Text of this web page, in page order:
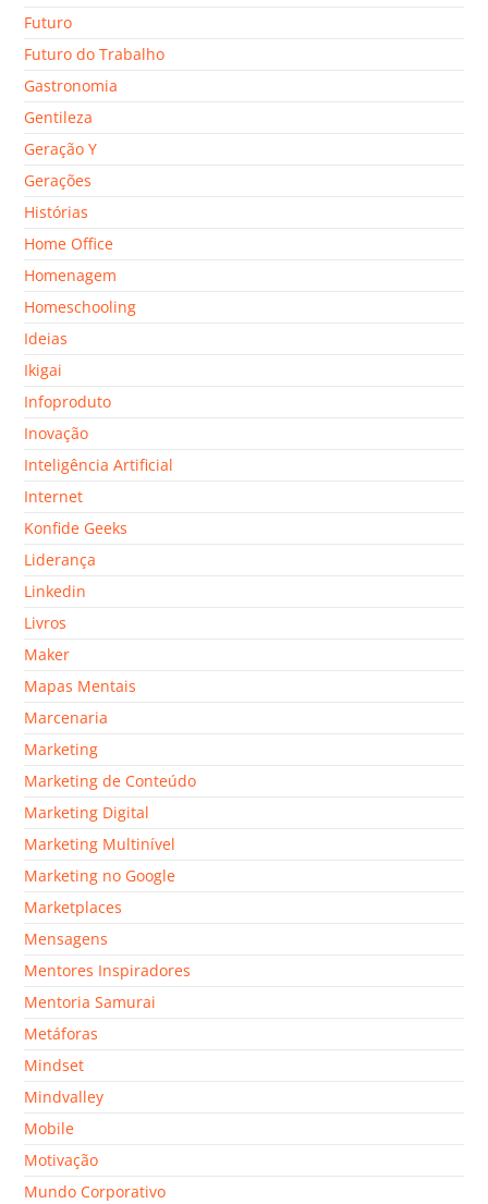
Futuro
Futuro do Trabalho
Gastronomia
Gentileza
Geração Y
Gerações
Histórias
Home Office
Homenagem
Homeschooling
Ideias
Ikigai
Infoproduto
Inovação
Inteligência Artificial
Internet
Konfide Geeks
Liderança
Linkedin
Livros
Maker
Mapas Mentais
Marcenaria
Marketing
Marketing de Conteúdo
Marketing Digital
Marketing Multinível
Marketing no Google
Marketplaces
Mensagens
Mentores Inspiradores
Mentoria Samurai
Metáforas
Mindset
Mindvalley
Mobile
Motivação
Mundo Corporativo